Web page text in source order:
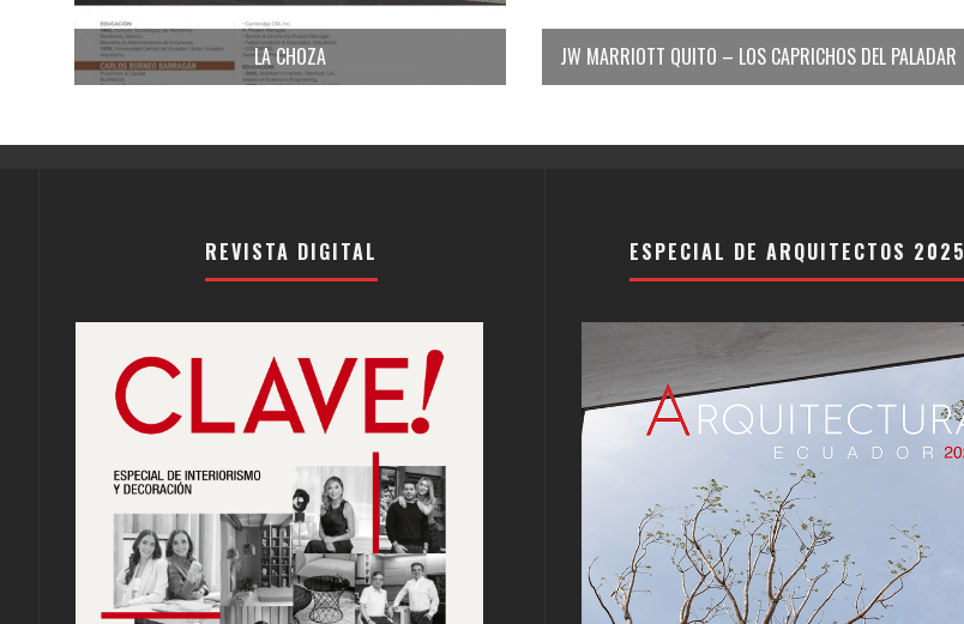
LA CHOZA JW MARRIOTT QUITO – LOS CAPRICHOS DEL PALADAR
REVISTA DIGITAL ESPECIAL DE ARQUITECTOS 2025